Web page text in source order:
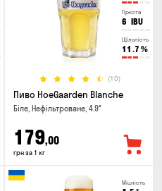
Гіркота
6 IBU
Щільність
11.7 %
(10)
Пиво HoeGaarden Blanche
Біле, Нефільтроване, 4.9°
179,00
грн за 1 кг
Міцність